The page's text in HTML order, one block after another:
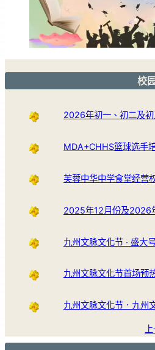
校
2026年初一、初二及
MDA+CHHS篮球选手
芙蓉中华中学食堂经营
2025年12月份及2026
九州文脉文化节 · 盛大
九州文脉文化节首场预
九州文脉文化节．九州